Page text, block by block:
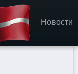
Новости